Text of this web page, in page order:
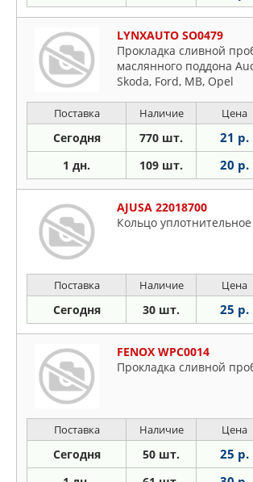
LYNXAUTO SO0479
Прокладка сливной
маслянного поддона
Skoda, Ford, MB, Opel
Поставка Наличие Цена
Сегодня 770 шт. 21 р.
1 дн. 109 шт. 20 р.
AJUSA 22018700
Кольцо уплотнительное
Поставка Наличие Цена
Сегодня 30 шт. 25 р.
FENOX WPC0014
Прокладка сливной
Поставка Наличие Цена
Сегодня 50 шт. 25 р.